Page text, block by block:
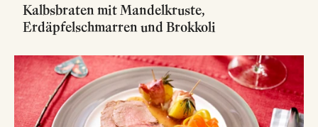
Kalbsbraten mit Mandelkruste,
Erdäpfelschmarren und Brokkoli